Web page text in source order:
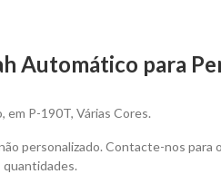
Automático para
P-190T, Várias Cores.
personalizado. Contacte-nos para
quantidades.